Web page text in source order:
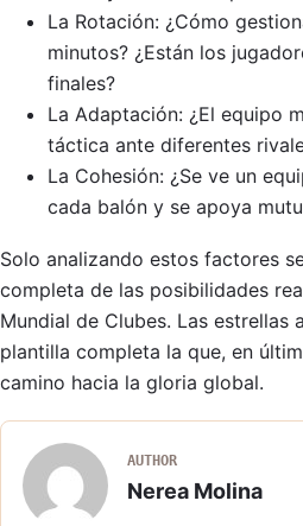
La Rotación: ¿Cómo
minutos? ¿Están los
finales?
La Adaptación: ¿El equipo
táctica ante diferentes
La Cohesión: ¿Se ve un
cada balón y se apoya
Solo analizando estos factores
completa de las posibilidades
Mundial de Clubes. Las estrellas
plantilla completa la que, en
camino hacia la gloria global.
AUTHOR
Nerea Molina